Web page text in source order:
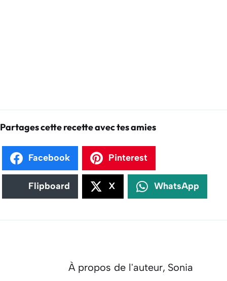
Partages cette recette avec tes amies
Facebook Pinterest
Flipboard X WhatsApp
À propos de l'auteur, Sonia